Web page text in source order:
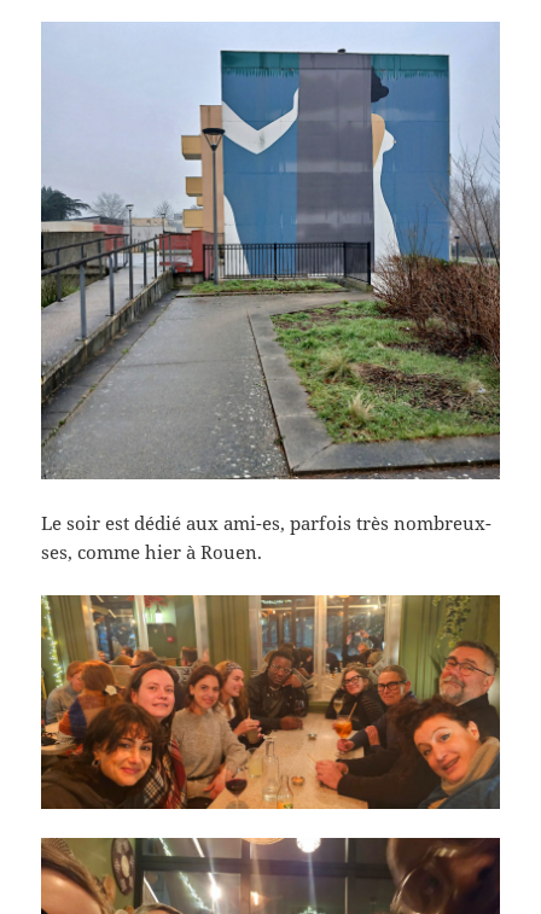
Le soir est dédié aux ami-es, parfois très nombreux-
ses, comme hier à Rouen.